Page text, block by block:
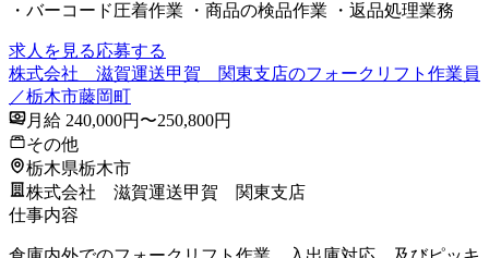
・バーコード圧着作業 ・商品の検品作業 ・返品処理業務
求人を見る応募する
株式会社 滋賀運送甲賀 関東支店のフォークリフト作業員
／栃木市藤岡町
月給 240,000円〜250,800円
その他
栃木県栃木市
株式会社 滋賀運送甲賀 関東支店
仕事内容